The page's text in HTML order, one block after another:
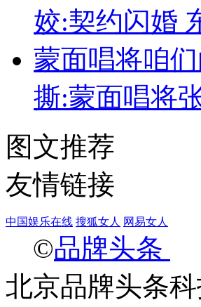
姣:契约闪婚
蒙面唱将咱
撕:蒙面唱将
图文推荐
友情链接
中国娱乐在线 搜狐女人 网易女人
©品牌头条
北京品牌头条